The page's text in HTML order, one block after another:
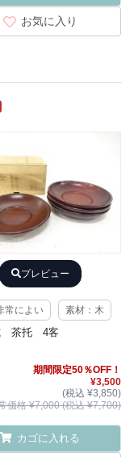
お気に入り
プレビュー
常によい 素材：木
茶托 4客
期間限定50％OFF！
¥3,500
(税込 ¥3,850)
価格 ¥7,000 (税込 ¥7,700)
カゴに入れる